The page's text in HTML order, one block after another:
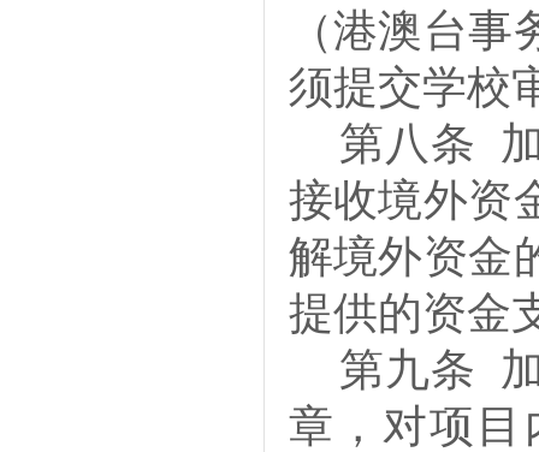
（港澳台
须提交学校
第八条
接收境外资
解境外资金
提供的资金
第九条
章，对项目